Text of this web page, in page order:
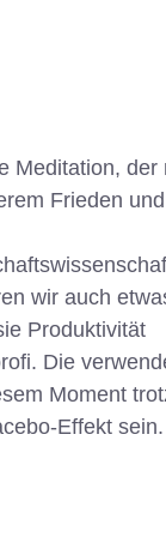
Meditation, der
Frieden und
wir auch
Produktivität
Die
Moment
Effekt sein.